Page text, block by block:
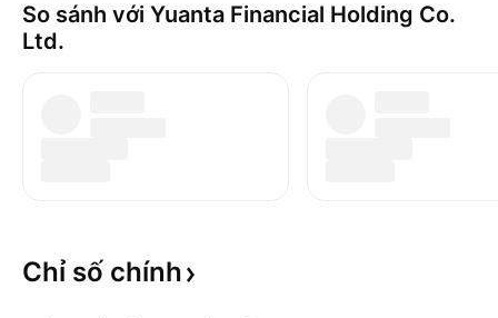
So sánh với Yuanta Financial Holding Co.
Ltd.
Chỉ số chính